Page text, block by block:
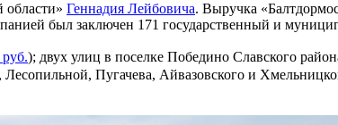
Геннадия Лейбовича. Выручка
был заключен 171 государственный и
); двух улиц в поселке Победино Славского
Пугачева, Айвазовского и